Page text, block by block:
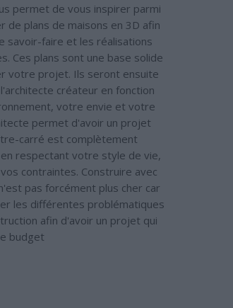
permet de vous inspirer parmi
de plans de maisons en 3D afin
savoir-faire et les réalisations
Ces plans sont une base solide
votre projet. Ils seront ensuite
créateur en fonction
votre envie et votre
permet d'avoir un projet
carré est complètement
respectant votre style de vie,
contraintes. Construire avec
pas forcément plus cher car
les différentes problématiques
afin d'avoir un projet qui
budget